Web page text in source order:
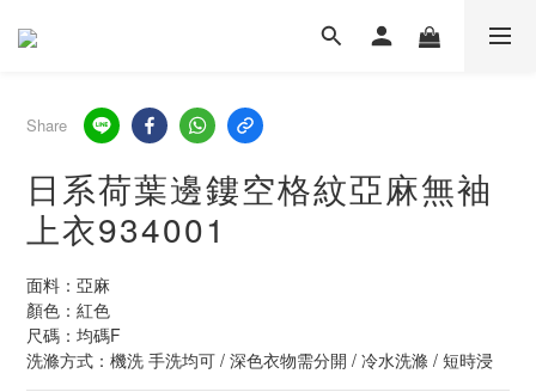
Share
日系荷葉邊鏤空格紋亞麻無袖
上衣934001
面料：亞麻
顏色：紅色
尺碼：均碼F
洗滌方式：機洗 手洗均可 / 深色衣物需分開 / 冷水洗滌 / 短時浸